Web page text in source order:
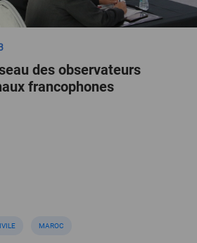
des observateurs
francophones
MAROC